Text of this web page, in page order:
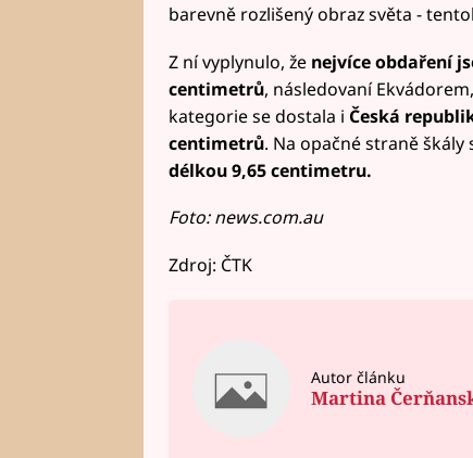
barevně rozlišený obraz světa -
Z ní vyplynulo, že nejvíce obdaření
centimetrů, následovaní
kategorie se dostala i Česká
centimetrů. Na opačné straně škály
délkou 9,65 centimetru.
Foto: news.com.au
Zdroj: ČTK
Autor článku
Martina